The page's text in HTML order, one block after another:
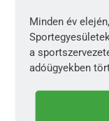
Minden év
a
adóügyekben